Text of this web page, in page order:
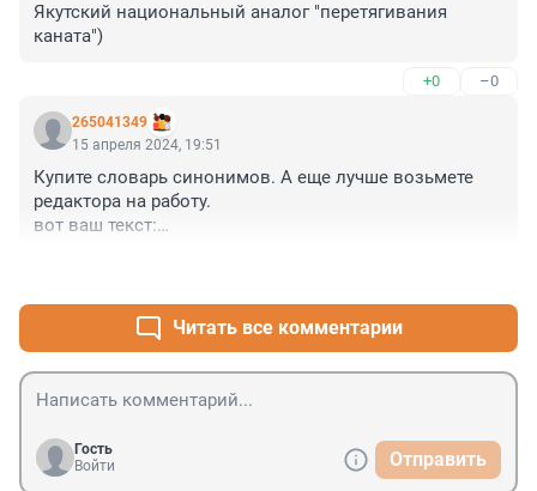
Якутский национальный аналог "перетягивания
каната")
+0 –0
265041349
15 апреля 2024, 19:51
Купите словарь синонимов. А еще лучше возьмете
редактора на работу.
вот ваш текст:
"Длятся очень быстро" - это вообще не по-русски.
Удачи вам. С языком...
Читать все комментарии
Гость
Войти
Отправить